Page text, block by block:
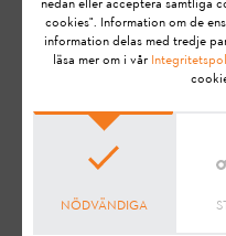
klippningen?
STIHL
STIHL RMI 422 (VIKING MI
STIHL RMI 422 P (VIKING
STIHL RMI 422 PC
STIHL RMI 632 (VIKING
nedan eller acceptera samtliga
cookies". Information om de
information delas med tredje
läsa mer om i vår
NÖDVÄNDIGA